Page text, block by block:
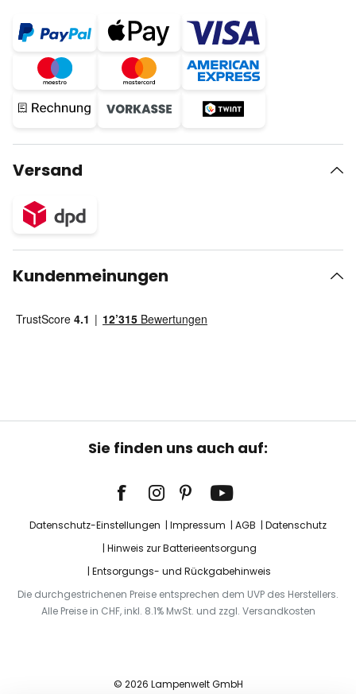
Versand
Kundenmeinungen
Sie finden uns auch auf:
Datenschutz-Einstellungen Impressum AGB
Datenschutz
Hinweis zur Batterieentsorgung
Entsorgungs- und Rückgabehinweis
Die durchgestrichenen Preise entsprechen dem UVP des Herstellers.
Alle Preise in CHF, inkl. 8.1% MwSt. und zzgl. Versandkosten
© 2026 Lampenwelt GmbH